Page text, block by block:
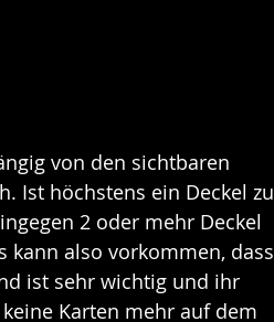
von den sichtbaren
Ist höchstens ein Deckel zu
2 oder mehr Deckel
kann also vorkommen, dass
ist sehr wichtig und ihr
Karten mehr auf dem